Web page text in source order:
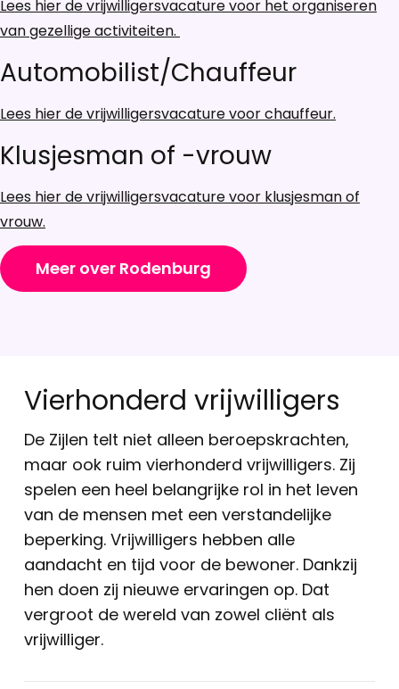
Lees hier de vrijwilligersvacature voor het organiseren
van gezellige activiteiten.
Automobilist/Chauffeur
Lees hier de vrijwilligersvacature voor chauffeur.
Klusjesman of -vrouw
Lees hier de vrijwilligersvacature voor klusjesman of
vrouw.
Meer over Rodenburg
Vierhonderd vrijwilligers
De Zijlen telt niet alleen beroepskrachten,
maar ook ruim vierhonderd vrijwilligers. Zij
spelen een heel belangrijke rol in het leven
van de mensen met een verstandelijke
beperking. Vrijwilligers hebben alle
aandacht en tijd voor de bewoner. Dankzij
hen doen zij nieuwe ervaringen op. Dat
vergroot de wereld van zowel cliënt als
vrijwilliger.